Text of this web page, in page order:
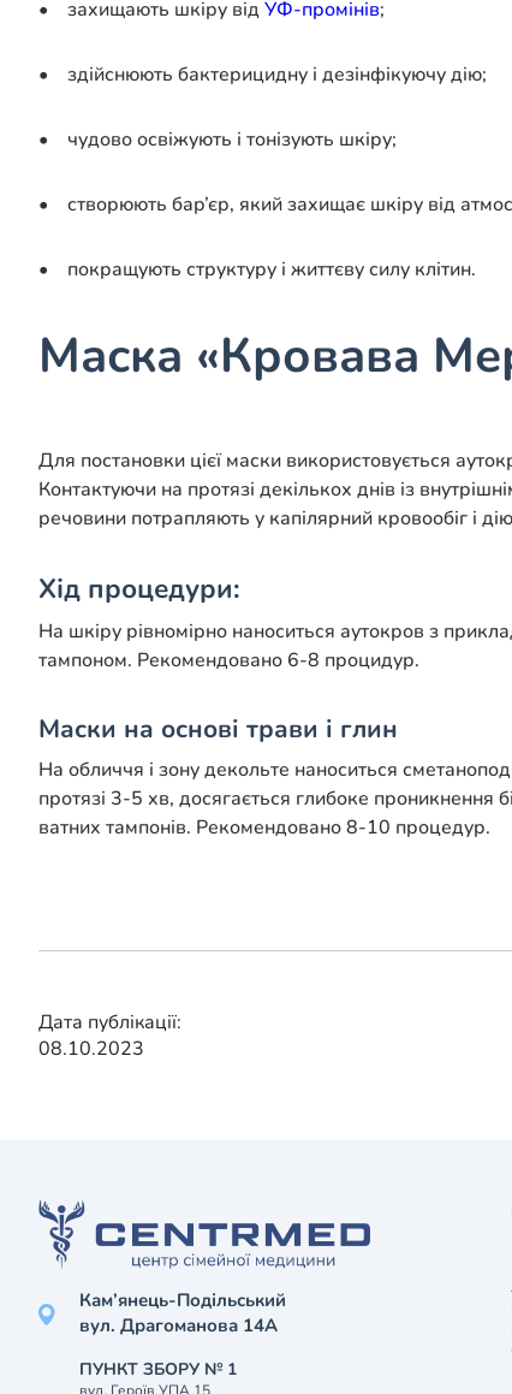
• захищають шкіру відУФ-промінів;
• здійснюють бактерицидну і дезінфікуючу дію;
• чудово освіжують і тонізують шкіру;
• створюють бар’єр, який захищає шкіру від
• покращують структуру і життєву силу клітин.
Маска «Кровава
Для постановки цієї маски використовується
Контактуючи на протязі декількох днів із
речовини потрапляють у капілярний кровообіг і
Хід процедури:
На шкіру рівномірно наноситься аутокров з
тампоном. Рекомендовано 6-8 процидур.
Маски на основі трави і глин
На обличчя і зону декольте наноситься
протязі 3-5 хв, досягається глибоке проникнення
ватних тампонів. Рекомендовано 8-10 процедур.
Дата публікації:
08.10.2023
Кам’янець-Подільський
вул. Драгоманова 14А
ПУНКТ ЗБОРУ № 1